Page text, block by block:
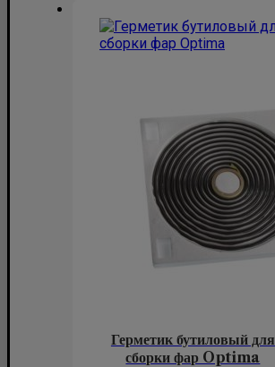
Герметик бутиловый для
сборки фар Optima